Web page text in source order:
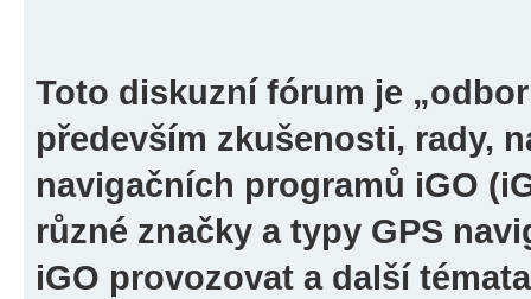
Toto diskuzní fórum je
především zkušenosti, rady,
navigačních programů iGO
různé značky a typy GPS
iGO provozovat a další